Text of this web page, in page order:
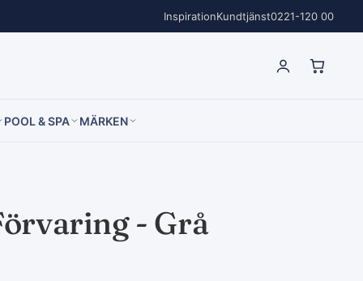
InspirationKundtjänst0221-120 00
POOL & SPA MÄRKEN
- Grå